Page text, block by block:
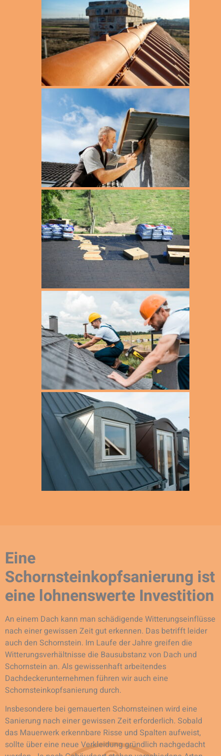
Eine
Schornsteinkopfsanierung ist
eine lohnenswerte Investition
An einem Dach kann man schädigende Witterungseinflüsse
nach einer gewissen Zeit gut erkennen. Das betrifft leider
auch den Schornstein. Im Laufe der Jahre greifen die
Witterungsverhältnisse die Bausubstanz von Dach und
Schornstein an. Als gewissenhaft arbeitendes
Dachdeckerunternehmen führen wir auch eine
Schornsteinkopfsanierung durch.
Insbesondere bei gemauerten Schornsteinen wird eine
Sanierung nach einer gewissen Zeit erforderlich. Sobald
das Mauerwerk erkennbare Risse und Spalten aufweist,
sollte über eine neue Verkleidung gründlich nachgedacht